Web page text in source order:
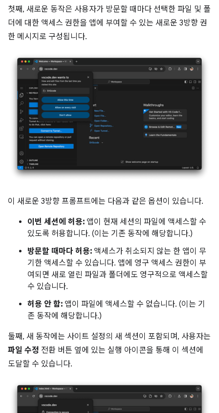
첫째, 새로운 동작은 사용자가 방문할 때마다 선택한 파일 및 폴
더에 대한 액세스 권한을 앱에 부여할 수 있는 새로운 3방향 권
한 메시지로 구성됩니다.
이 새로운 3방향 프롬프트에는 다음과 같은 옵션이 있습니다.
이번 세션에 허용: 앱이 현재 세션의 파일에 액세스할 수
있도록 허용합니다. (이는 기존 동작에 해당합니다.)
방문할 때마다 허용: 액세스가 취소되지 않는 한 앱이 무
기한 액세스할 수 있습니다. 앱에 영구 액세스 권한이 부
여되면 새로 열린 파일과 폴더에도 영구적으로 액세스할
수 있습니다.
허용 안 함: 앱이 파일에 액세스할 수 없습니다. (이는 기
존 동작에 해당합니다.)
둘째, 새 동작에는 사이트 설정의 새 섹션이 포함되며, 사용자는
파일 수정 전환 버튼 옆에 있는 실행 아이콘을 통해 이 섹션에
도달할 수 있습니다.